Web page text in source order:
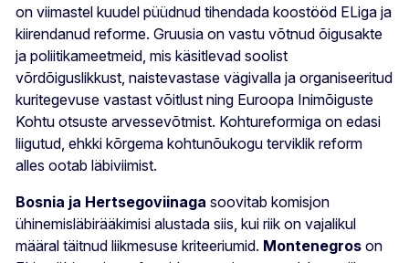
on viimastel kuudel püüdnud tihendada koostööd ELiga ja
kiirendanud reforme. Gruusia on vastu võtnud õigusakte
ja poliitikameetmeid, mis käsitlevad soolist
võrdõiguslikkust, naistevastase vägivalla ja organiseeritud
kuritegevuse vastast võitlust ning Euroopa Inimõiguste
Kohtu otsuste arvessevõtmist. Kohtureformiga on edasi
liigutud, ehkki kõrgema kohtunõukogu terviklik reform
alles ootab läbiviimist.
Bosnia ja Hertsegoviinaga soovitab komisjon
ühinemisläbirääkimisi alustada siis, kui riik on vajalikul
määral täitnud liikmesuse kriteeriumid. Montenegros on